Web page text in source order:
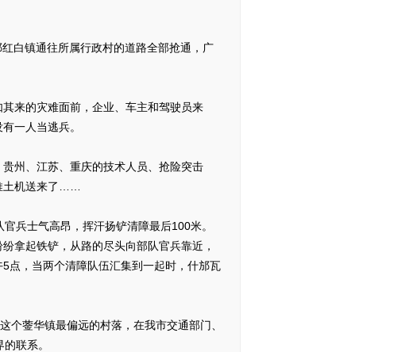
白镇通往所属行政村的道路全部抢通，广
来的灾难面前，企业、车主和驾驶员来
一人当逃兵。
州、江苏、重庆的技术人员、抢险突击
土机送来了……
士气高昂，挥汗扬铲清障最后100米。
拿起铁铲，从路的尽头向部队官兵靠近，
点，当两个清障队伍汇集到一起时，什邡瓦
蓥华镇最偏远的村落，在我市交通部门、
联系。